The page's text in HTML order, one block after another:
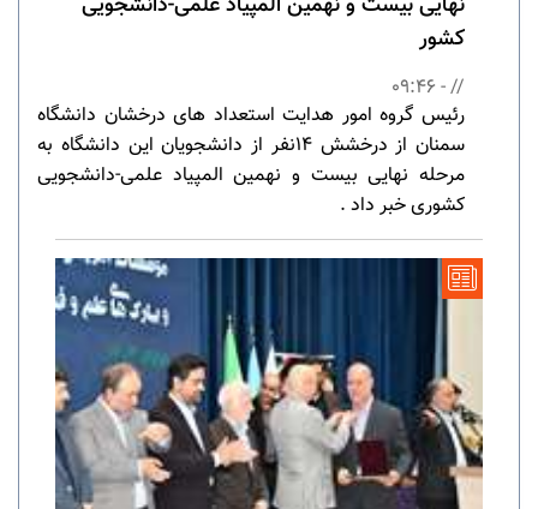
کشور
// - 09:46
رئیس گروه امور هدایت استعداد های درخشان دانشگاه
سمنان از درخشش 14نفر از دانشجویان این دانشگاه به
مرحله نهایی بیست و نهمین المپیاد علمی-دانشجویی
کشوری خبر داد .